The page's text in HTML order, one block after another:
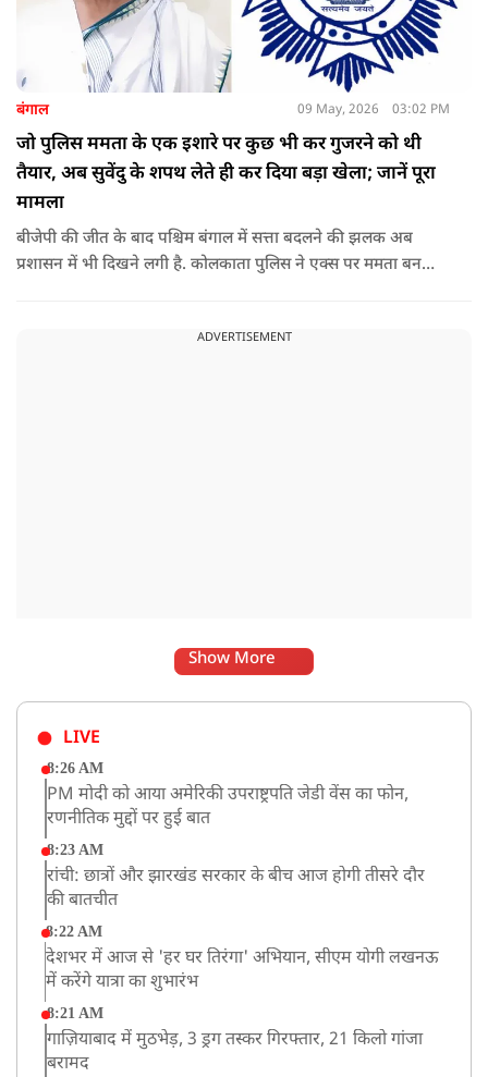
बंगाल 09 May, 2026 03:02 PM
जो पुलिस ममता के एक इशारे पर कुछ भी कर गुजरने को थी
तैयार, अब सुवेंदु के शपथ लेते ही कर दिया बड़ा खेला; जानें पूरा
मामला
बीजेपी की जीत के बाद पश्चिम बंगाल में सत्ता बदलने की झलक अब
प्रशासन में भी दिखने लगी है. कोलकाता पुलिस ने एक्स पर ममता बनर्जी
ADVERTISEMENT
Show More
LIVE
8:26 AM
PM मोदी को आया अमेरिकी उपराष्ट्रपति जेडी वेंस का फोन,
रणनीतिक मुद्दों पर हुई बात
8:23 AM
रांची: छात्रों और झारखंड सरकार के बीच आज होगी तीसरे दौर
की बातचीत
8:22 AM
देशभर में आज से 'हर घर तिरंगा' अभियान, सीएम योगी लखनऊ
में करेंगे यात्रा का शुभारंभ
8:21 AM
गाज़ियाबाद में मुठभेड़, 3 ड्रग तस्कर गिरफ्तार, 21 किलो गांजा
बरामद